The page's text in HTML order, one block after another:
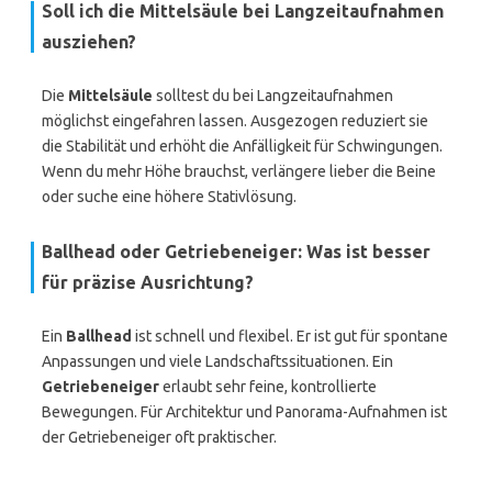
Soll ich die Mittelsäule bei Langzeitaufnahmen
ausziehen?
Die Mittelsäule solltest du bei Langzeitaufnahmen
möglichst eingefahren lassen. Ausgezogen reduziert sie
die Stabilität und erhöht die Anfälligkeit für Schwingungen.
Wenn du mehr Höhe brauchst, verlängere lieber die Beine
oder suche eine höhere Stativlösung.
Ballhead oder Getriebeneiger: Was ist besser
für präzise Ausrichtung?
Ein Ballhead ist schnell und flexibel. Er ist gut für spontane
Anpassungen und viele Landschaftssituationen. Ein
Getriebeneigererlaubt sehr feine, kontrollierte
Bewegungen. Für Architektur und Panorama-Aufnahmen ist
der Getriebeneiger oft praktischer.